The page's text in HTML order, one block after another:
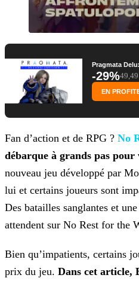
Pragmata
-29%
EN
Fan d’action et de RPG ? No
débarque à grands pas pour
nouveau jeu développé par
lui et certains joueurs sont
Des batailles sanglantes et
attendent sur No Rest for the
Bien qu’impatients, certains
prix du jeu. Dans cet article,